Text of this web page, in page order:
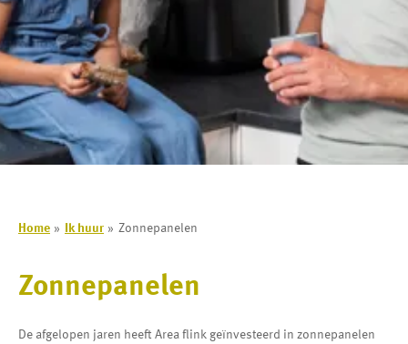
Home Ik huur Zonnepanelen
Zonnepanelen
De afgelopen jaren heeft Area flink geïnvesteerd in zonnepanelen